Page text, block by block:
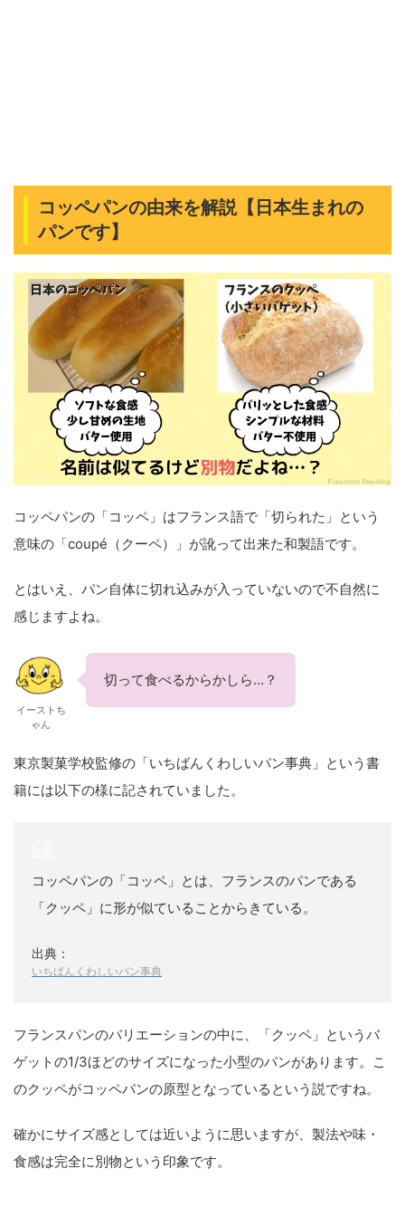
コッペパンの由来を解説【日本生まれの
パンです】
コッペパンの「コッペ」はフランス語で「切られた」という
意味の「coupé（クーペ）」が訛って出来た和製語です。
とはいえ、パン自体に切れ込みが入っていないので不自然に
感じますよね。
イーストち
ゃん
切って食べるからかしら…？
東京製菓学校監修の「いちばんくわしいパン事典」という書
籍には以下の様に記されていました。
コッペパンの「コッペ」とは、フランスのパンである
「クッペ」に形が似ていることからきている。
出典：
いちばんくわしいパン事典
フランスパンのバリエーションの中に、「クッペ」というバ
ゲットの1/3ほどのサイズになった小型のパンがあります。こ
のクッペがコッペパンの原型となっているという説ですね。
確かにサイズ感としては近いように思いますが、製法や味・
食感は完全に別物という印象です。